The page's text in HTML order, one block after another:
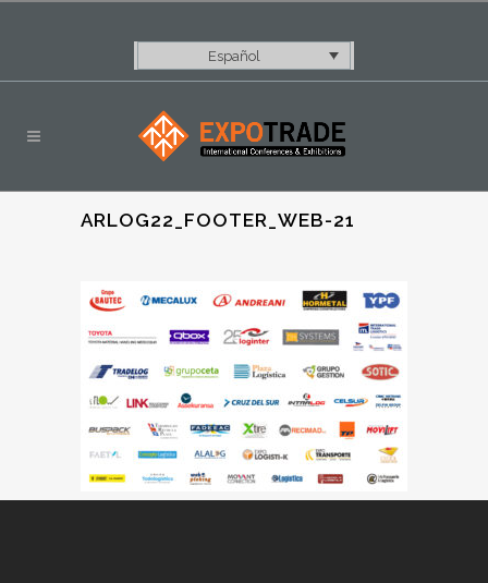
Español
ARLOG22_FOOTER_WEB-21